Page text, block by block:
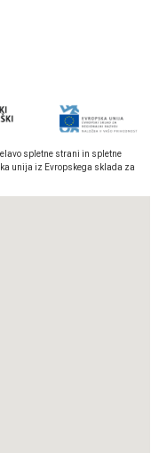
spletne strani in spletne
unija iz Evropskega sklada za